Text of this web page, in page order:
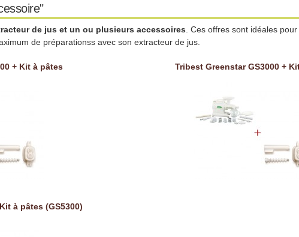
de jus et un ou plusieurs accessoires . Ces offres sont idéales
de préparationss avec son extracteur de jus.
+ Kit à pâtes Tribest Greenstar GS3000 +
à pâtes (GS5300)